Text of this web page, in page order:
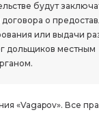
будут
о
или выдачи
дольщиков местным
«Vagapov». Все